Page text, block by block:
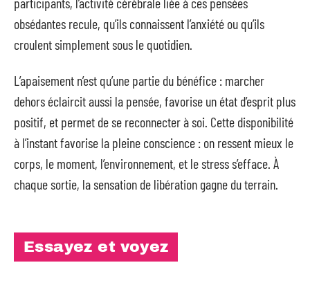
obsédantes recule, qu’ils connaissent l’anxiété ou qu’ils
croulent simplement sous le quotidien.
L’apaisement n’est qu’une partie du bénéfice : marcher
dehors éclaircit aussi la pensée, favorise un état d’esprit plus
positif, et permet de se reconnecter à soi. Cette disponibilité
à l’instant favorise la pleine conscience : on ressent mieux le
corps, le moment, l’environnement, et le stress s’efface. À
chaque sortie, la sensation de libération gagne du terrain.
Essayez et voyez